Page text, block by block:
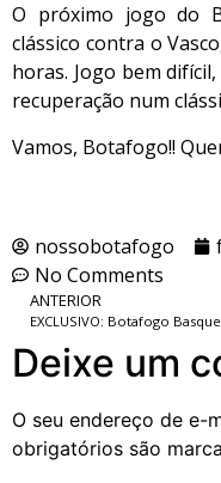
O próximo jogo do
clássico contra o
horas. Jogo bem
recuperação num
Vamos, Botafogo!!
nossobotafogo
No Comments
ANTERIOR
Deixe um
O seu endereço de e-
obrigatórios são